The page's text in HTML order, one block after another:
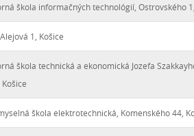
škola informačných technológií, Ostrovského
1, Košice
škola technická a ekonomická Jozefa
škola elektrotechnická, Komenského 44,